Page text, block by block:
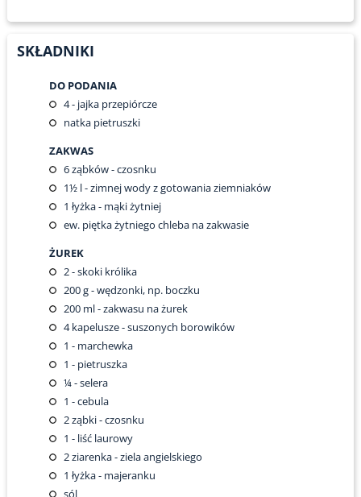
SKŁADNIKI
DO PODANIA
4- jajka przepiórcze
natka pietruszki
ZAKWAS
6ząbków - czosnku
1½l - zimnej wody z gotowania ziemniaków
1 łyżka - mąki żytniej
ew. piętka żytniego chleba na zakwasie
ŻUREK
2- skoki królika
200g - wędzonki, np. boczku
200ml - zakwasu na żurek
4kapelusze - suszonych borowików
1 - marchewka
1 - pietruszka
¼- selera
1 - cebula
2ząbki - czosnku
1 - liść laurowy
2ziarenka - ziela angielskiego
1 łyżka - majeranku
sól